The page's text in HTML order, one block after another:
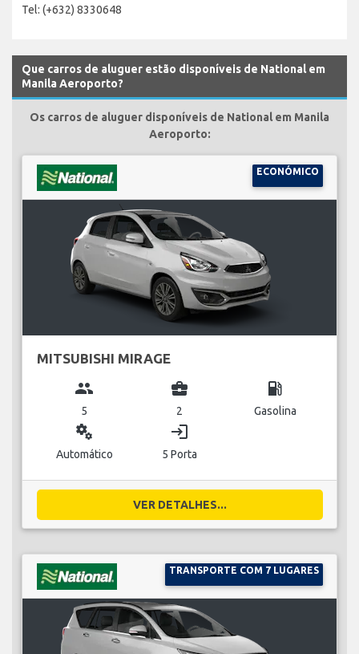
Tel: (+632) 8330648
Que carros de aluguer estão disponíveis de National em
Manila Aeroporto?
Os carros de aluguer disponíveis de National em Manila
Aeroporto:
ECONÓMICO
MITSUBISHI MIRAGE
group
5
business_center
2
local_gas_station
Gasolina
miscellaneous_services
Automático
login
5 Porta
VER DETALHES...
TRANSPORTE COM 7 LUGARES